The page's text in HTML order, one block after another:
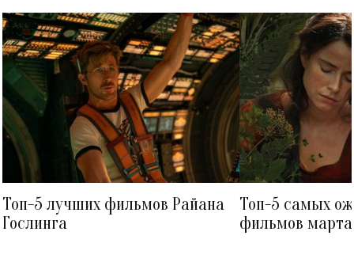
Топ-5 лучших фильмов Райана
Гослинга
Топ-5 самых
фильмов